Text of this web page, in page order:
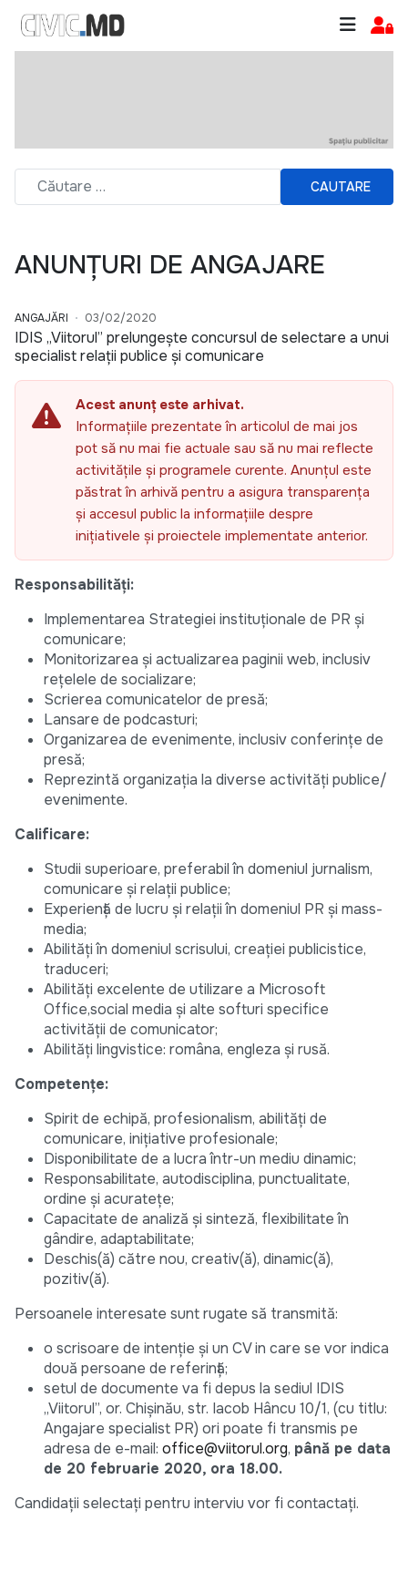
CAUTARE
ANUNȚURI DE ANGAJARE
ANGAJĂRI 03/02/2020
IDIS „Viitorul” prelungește concursul de selectare a unui
specialist relații publice și comunicare
Acest anunț este arhivat.
Informațiile prezentate în articolul de mai jos
pot să nu mai fie actuale sau să nu mai reflecte
activitățile și programele curente. Anunțul este
păstrat în arhivă pentru a asigura transparența
și accesul public la informațiile despre
inițiativele și proiectele implementate anterior.
Responsabilităţi:
Implementarea Strategiei instituționale de PR și
comunicare;
Monitorizarea și actualizarea paginii web, inclusiv
rețelele de socializare;
Scrierea comunicatelor de presă;
Lansare de podcasturi;
Organizarea de evenimente, inclusiv conferinţe de
presă;
Reprezintă organizaţia la diverse activităţi publice/
evenimente.
Calificare:
Studii superioare, preferabil în domeniul jurnalism,
comunicare și relații publice;
Experienţă de lucru şi relaţii în domeniul PR şi mass-
media;
Abilităţi în domeniul scrisului, creaţiei publicistice,
traduceri;
Abilități excelente de utilizare a Microsoft
Office,social media şi alte softuri specifice
activităţii de comunicator;
Abilităţi lingvistice: româna, engleza și rusă.
Competenţe:
Spirit de echipă, profesionalism, abilităţi de
comunicare, iniţiative profesionale;
Disponibilitate de a lucra într-un mediu dinamic;
Responsabilitate, autodisciplina, punctualitate,
ordine şi acurateţe;
Capacitate de analiză şi sinteză, flexibilitate în
gândire, adaptabilitate;
Deschis(ă) către nou, creativ(ă), dinamic(ă),
pozitiv(ă).
Persoanele interesate sunt rugate să transmită:
o scrisoare de intenție și un CV in care se vor indica
două persoane de referință;
setul de documente va fi depus la sediul IDIS
„Viitorul”, or. Chișinău, str. Iacob Hâncu 10/1, (cu titlu:
Angajare specialist PR) ori poate fi transmis pe
adresa de e-mail: office@viitorul.org, până pe data
de 20 februarie 2020, ora 18.00.
Candidații selectați pentru interviu vor fi contactați.